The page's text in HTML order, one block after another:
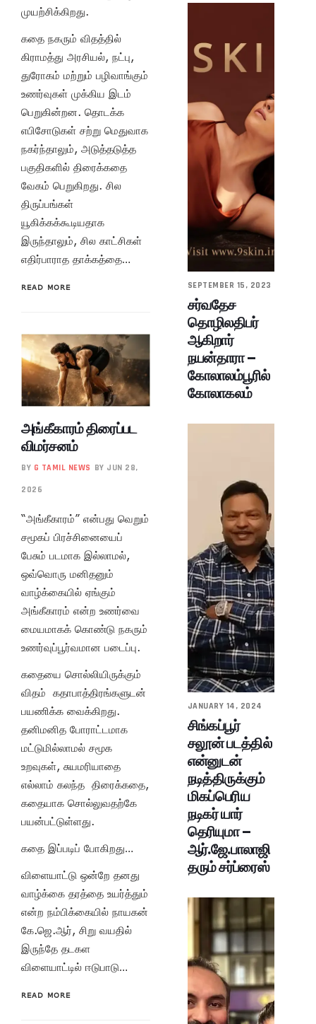
முயற்சிக்கிறது.
கதை நகரும் விதத்தில்
கிராமத்து அரசியல், நட்பு,
துரோகம் மற்றும் பழிவாங்கும்
உணர்வுகள் முக்கிய இடம்
பெறுகின்றன. தொடக்க
எபிசோடுகள் சற்று மெதுவாக
நகர்ந்தாலும், அடுத்தடுத்த
பகுதிகளில் திரைக்கதை
வேகம் பெறுகிறது. சில
திருப்பங்கள்
யூகிக்கக்கூடியதாக
இருந்தாலும், சில காட்சிகள்
எதிர்பாராத தாக்கத்தை…
READ MORE
அங்கீகாரம் திரைப்பட
விமர்சனம்
BY G TAMIL NEWS BY JUN 28,
2026
“அங்கீகாரம்” என்பது வெறும்
சமூகப் பிரச்சினையைப்
பேசும் படமாக இல்லாமல்,
ஒவ்வொரு மனிதனும்
வாழ்க்கையில் ஏங்கும்
அங்கீகாரம் என்ற உணர்வை
மையமாகக் கொண்டு நகரும்
உணர்வுப்பூர்வமான படைப்பு.
கதையை சொல்லியிருக்கும்
விதம் கதாபாத்திரங்களுடன்
பயணிக்க வைக்கிறது.
தனிமனித போராட்டமாக
மட்டுமில்லாமல் சமூக
உறவுகள், சுயமரியாதை
எல்லாம் கலந்த திரைக்கதை,
கதையாக சொல்லுவதற்கே
பயன்பட்டுள்ளது.
கதை இப்படிப் போகிறது…
விளையாட்டு ஒன்றே தனது
வாழ்க்கை தரத்தை உயர்த்தும்
என்ற நம்பிக்கையில் நாயகன்
கே.ஜெ.ஆர், சிறு வயதில்
இருந்தே தடகள
விளையாட்டில் ஈடுபாடு…
READ MORE
SEPTEMBER 15, 2023
சர்வதேச
தொழிலதிபர்
ஆகிறார்
நயன்தாரா –
கோலாலம்பூரில்
கோலாகலம்
JANUARY 14, 2024
சிங்கப்பூர்
சலூன் படத்தில்
என்னுடன்
நடித்திருக்கும்
மிகப்பெரிய
நடிகர் யார்
தெரியுமா –
ஆர்.ஜே.பாலாஜி
தரும் சர்ப்ரைஸ்